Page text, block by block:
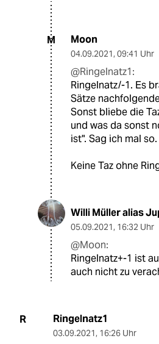
M Moon
04.09.2021, 09:41 Uhr
@Ringelnatz1:
Ringelnatz/-1. Es
Sätze
Sonst bliebe die
und was da sonst
ist". Sag ich mal so.
Keine Taz ohne
Willi Müller alias
05.09.2021, 16:32 Uhr
@Moon:
Ringelnatz+-1 ist
auch nicht zu
R Ringelnatz1
03.09.2021, 16:26 Uhr